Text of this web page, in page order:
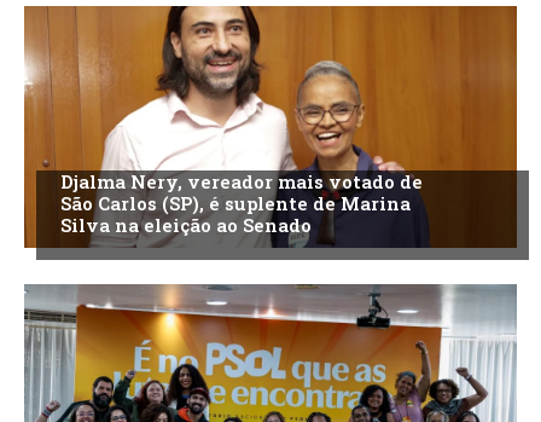
Djalma Nery, vereador mais votado de
São Carlos (SP), é suplente de Marina
Silva na eleição ao Senado